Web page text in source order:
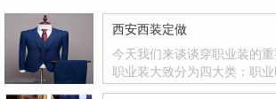
西安西装定做
今天我们来谈谈穿职业装的重
职业装大致分为四大类：职